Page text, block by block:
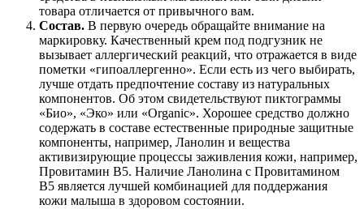
товара отличается от привычного вам.
Состав. В первую очередь обращайте внимание на
маркировку. Качественный крем под подгузник не
вызывает аллергический реакций, что отражается в виде
пометки «гипоаллергенно». Если есть из чего выбирать,
лучше отдать предпочтение составу из натуральных
компонентов. Об этом свидетельствуют пиктограммы
«Био», «Эко» или «Organic». Хорошее средство должно
содержать в составе естественные природные защитные
компоненты, например, Ланолин и вещества
активизирующие процессы заживления кожи, например,
Провитамин В5. Наличие Ланолина с Провитамином
В5 является лучшей комбинацией для поддержания
кожи малыша в здоровом состоянии.